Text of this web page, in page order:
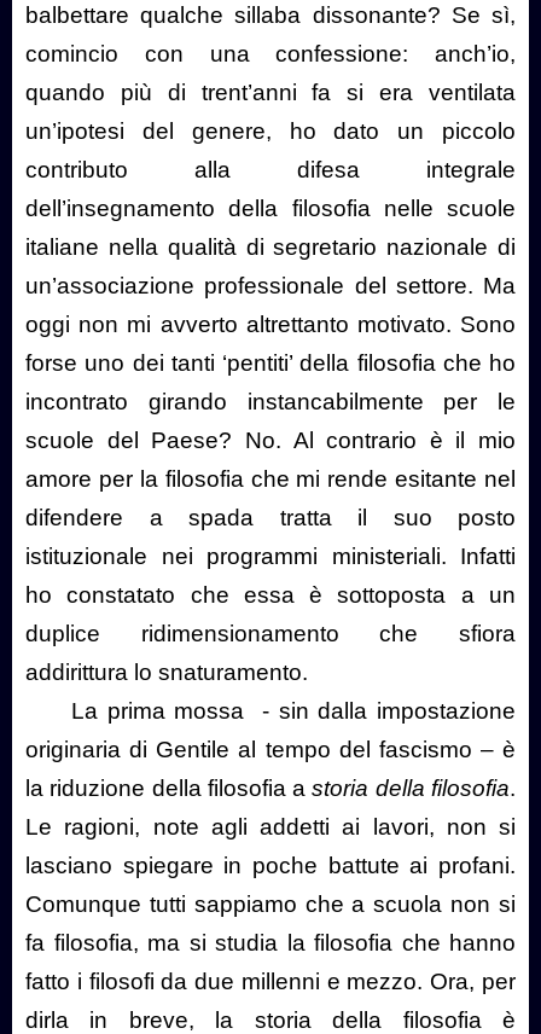
balbettare qualche sillaba dissonante? Se sì,
comincio con una confessione: anch’io,
quando più di trent’anni fa si era ventilata
un’ipotesi del genere, ho dato un piccolo
contributo alla difesa integrale
dell’insegnamento della filosofia nelle scuole
italiane nella qualità di segretario nazionale di
un’associazione professionale del settore. Ma
oggi non mi avverto altrettanto motivato. Sono
forse uno dei tanti ‘pentiti’ della filosofia che ho
incontrato girando instancabilmente per le
scuole del Paese? No. Al contrario è il mio
amore per la filosofia che mi rende esitante nel
difendere a spada tratta il suo posto
istituzionale nei programmi ministeriali. Infatti
ho constatato che essa è sottoposta a un
duplice ridimensionamento che sfiora
addirittura lo snaturamento.
La prima mossa
- sin dalla impostazione
originaria di Gentile al tempo del fascismo – è
la riduzione della filosofia astoria della filosofia.
Le ragioni, note agli addetti ai lavori, non si
lasciano spiegare in poche battute ai profani.
Comunque tutti sappiamo che a scuola non si
fa filosofia, ma si studia la filosofia che hanno
fatto i filosofi da due millenni e mezzo. Ora, per
dirla in breve, la storia della filosofia è